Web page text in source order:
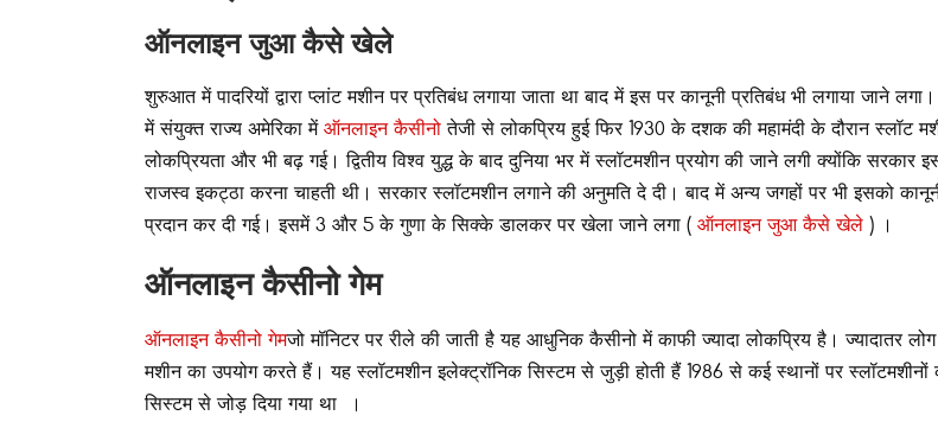
ऑनलाइन जुआ कैसे खेले
शुरुआत में पादरियों द्वारा प्लांट मशीन पर प्रतिबंध लगाया जाता था बाद में इस पर कानूनी प्रतिबंध भी लगाया जाने
में संयुक्त राज्य अमेरिका में ऑनलाइन कैसीनो तेजी से लोकप्रिय हुई फिर 1930 के दशक की महामंदी के दौरान स्लॉट
लोकप्रियता और भी बढ़ गई। द्वितीय विश्व युद्ध के बाद दुनिया भर में स्लॉटमशीन प्रयोग की जाने लगी क्योंकि सरकार
राजस्व इकट्ठा करना चाहती थी। सरकार स्लॉटमशीन लगाने की अनुमति दे दी। बाद में अन्य जगहों पर भी इसको
प्रदान कर दी गई। इसमें 3 और 5 के गुणा के सिक्के डालकर पर खेला जाने लगा ( ऑनलाइन जुआ कैसे खेले ) ।
ऑनलाइन कैसीनो गेम
ऑनलाइन कैसीनो गेमजो मॉनिटर पर रीले की जाती है यह आधुनिक कैसीनो में काफी ज्यादा लोकप्रिय है। ज्यादातर लोग
मशीन का उपयोग करते हैं। यह स्लॉटमशीन इलेक्ट्रॉनिक सिस्टम से जुड़ी होती हैं 1986 से कई स्थानों पर स्लॉटमशीनों
सिस्टम से जोड़ दिया गया था ।